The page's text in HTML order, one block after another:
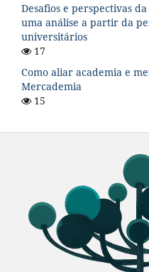
Desafios e perspectivas
uma análise a partir da
universitários
17
Como aliar academia e
Mercademia
15